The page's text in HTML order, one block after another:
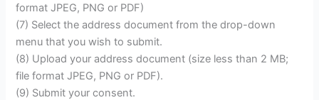
format JPEG, PNG or PDF)
(7) Select the address document from the drop-down
menu that you wish to submit.
(8) Upload your address document (size less than 2 MB;
file format JPEG, PNG or PDF).
(9) Submit your consent.